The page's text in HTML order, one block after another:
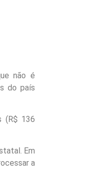
não é
do país
(R$ 136
Em
a